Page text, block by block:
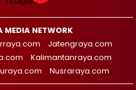
MEDIA NETWORK
Jatengraya.com
Kalimantanraya.com
Nusraraya.com